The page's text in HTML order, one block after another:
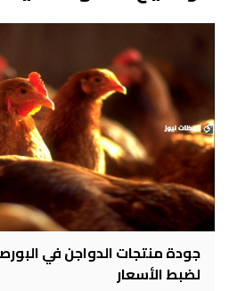
جودة منتجات الدواجن في
لضبط الأسعار